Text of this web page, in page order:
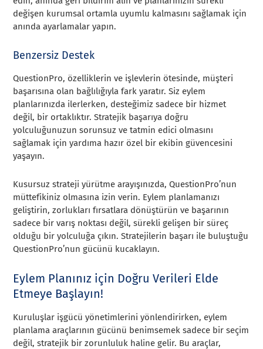
değişen kurumsal ortamla uyumlu kalmasını sağlamak için
anında ayarlamalar yapın.
Benzersiz Destek
QuestionPro, özelliklerin ve işlevlerin ötesinde, müşteri
başarısına olan bağlılığıyla fark yaratır. Siz eylem
planlarınızda ilerlerken, desteğimiz sadece bir hizmet
değil, bir ortaklıktır. Stratejik başarıya doğru
yolculuğunuzun sorunsuz ve tatmin edici olmasını
sağlamak için yardıma hazır özel bir ekibin güvencesini
yaşayın.
Kusursuz strateji yürütme arayışınızda, QuestionPro’nun
müttefikiniz olmasına izin verin. Eylem planlamanızı
geliştirin, zorlukları fırsatlara dönüştürün ve başarının
sadece bir varış noktası değil, sürekli gelişen bir süreç
olduğu bir yolculuğa çıkın. Stratejilerin başarı ile buluştuğu
QuestionPro’nun gücünü kucaklayın.
Eylem Planınız için Doğru Verileri Elde
Etmeye Başlayın!
Kuruluşlar işgücü yönetimlerini yönlendirirken, eylem
planlama araçlarının gücünü benimsemek sadece bir seçim
değil, stratejik bir zorunluluk haline gelir. Bu araçlar,